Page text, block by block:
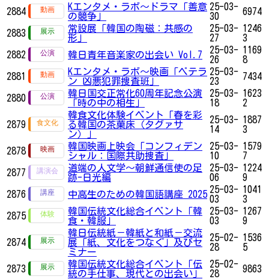
2884
Kエンタメ・ラボ～ドラマ「善意
の競争」
25-03-
30
6974
2883
常設展「韓国の陶磁：共感の
形」
25-03-
27
1246
3
2882
韓日青年音楽家の出会い Vol.7
25-03-
26
1169
8
2881
Kエンタメ・ラボ～映画「ベテラ
ン 凶悪犯罪捜査班」
25-03-
23
7434
2880
韓日国交正常化60周年記念公演
「時の中の相生」
25-03-
18
1623
2
2879
韓食文化体験イベント「春を彩
る韓国の茶菓床（タグァサ
ン）」
25-03-
14
1887
3
2878
韓国映画上映会「コンフィデン
シャル：国際共助捜査」
25-03-
10
1579
7
2877
道端の人文学〜朝鮮通信使の足
跡-日光編
25-03-
06
1224
9
2876
中高生のための韓国語講座 2025 25-03-
03
1041
3
2875
韓国伝統文化総合イベント「韓
食・韓服」
25-03-
03
1267
9
2874
韓日伝統紙－韓紙と和紙－交流
展「紙、文化をつなぐ」及びセ
ミナー
25-02-
28
1536
5
2873
韓国伝統文化総合イベント「伝
統の手仕事、現代との出会い」
25-02-
28
9863